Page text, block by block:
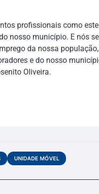
profissionais como
nosso município. E nós
da nossa população,
e do nosso
Oliveira.
UNIDADE MÓVEL